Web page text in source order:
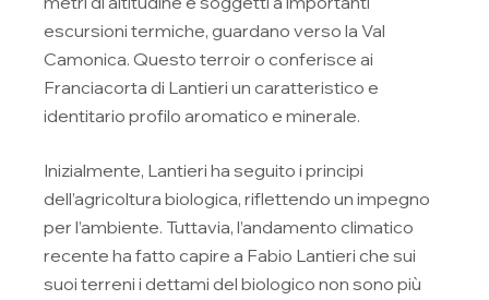
escursioni termiche, guardano verso la Val
Camonica. Questo terroir o conferisce ai
Franciacorta di Lantieri un caratteristico e
identitario profilo aromatico e minerale.
Inizialmente, Lantieri ha seguito i principi
dell’agricoltura biologica, riflettendo un impegno
per l’ambiente. Tuttavia, l’andamento climatico
recente ha fatto capire a Fabio Lantieri che sui
suoi terreni i dettami del biologico non sono più